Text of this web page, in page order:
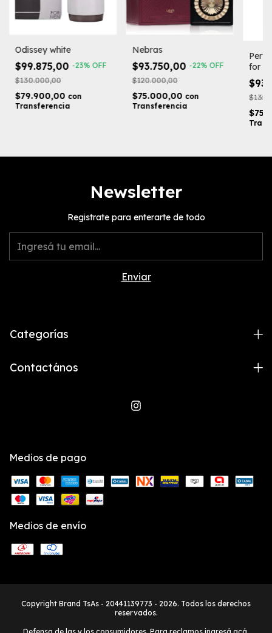
Odissey white
$99.875,00 -23% OFF
$130.000,00
$79.900,00 con
Transferencia
Nebras
$93.750,00 -22% OFF
$120.000,00
$75.000,00 con
Transferencia
for
Newsletter
Registrate para enterarte de todo
Categorías
Contactános
Medios de pago
Medios de envío
Copyright Brand TsAs - 20441139773 - 2026. Todos los derechos
reservados.